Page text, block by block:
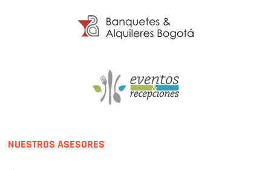
NUESTROS ASESORES